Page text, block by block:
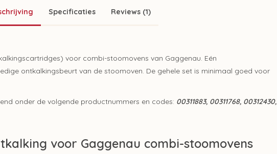
Specificaties Reviews (1)
voor combi-stoomovens van Gaggenau. Eén
ontkalkingsbeurt van de stoomoven. De gehele set is minimaal goed voor
onder de volgende productnummers en codes: 00311883, 00311768, 00312430,
voor Gaggenau combi-stoomovens